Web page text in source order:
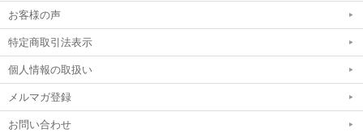
通常送料
※賞味期限についての詳しいご案内はこちら
お客様の声
特定商取引法表示
個人情報の取扱い
メルマガ登録
お問い合わせ